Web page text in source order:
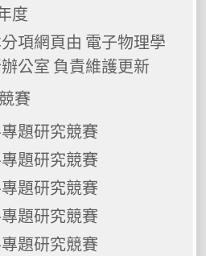
度
項網頁由 電子物理學
公室 負責維護更新
賽
題研究競賽
題研究競賽
題研究競賽
題研究競賽
題研究競賽